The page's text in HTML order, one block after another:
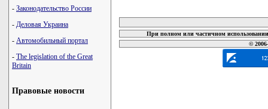
- Законодательство России
- Деловая Украина
- Автомобильный портал
- The legislation of the Great
Britain
Правовые новости
При полном или частичном
©